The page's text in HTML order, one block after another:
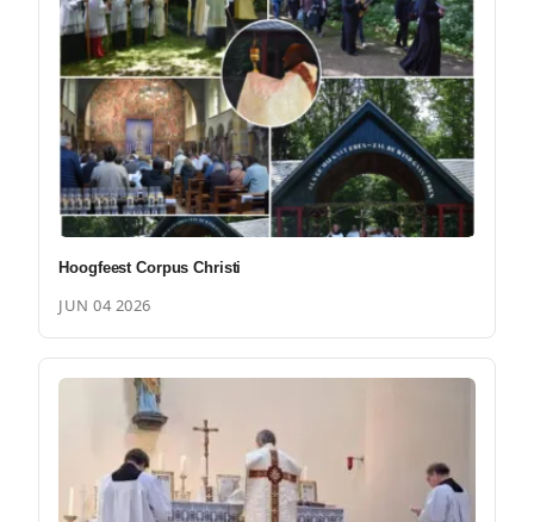
Hoogfeest Corpus Christi
JUN 04 2026